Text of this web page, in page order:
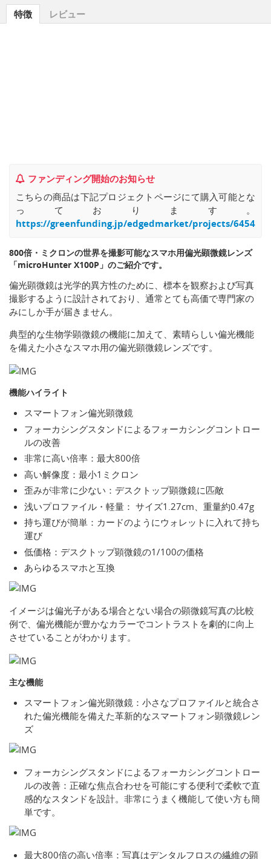
特徴 レビュー
ファンディング開始のお知らせ
こちらの商品は下記プロジェクトページにて購入可能とな
っております。
https://greenfunding.jp/edgedmarket/projects/6454
800倍・ミクロンの世界を撮影可能なスマホ用偏光顕微鏡レンズ
「microHunter X100P」のご紹介です。
偏光顕微鏡は光学的異方性のために、標本を観察および写真
撮影するように設計されており、通常とても高価で専門家の
みにしか手が届きません。
典型的な生物学顕微鏡の機能に加えて、素晴らしい偏光機能
を備えた小さなスマホ用の偏光顕微鏡レンズです。
機能ハイライト
スマートフォン偏光顕微鏡
フォーカシングスタンドによるフォーカシングコントロー
ルの改善
非常に高い倍率：最大800倍
高い解像度：最小1ミクロン
歪みが非常に少ない：デスクトップ顕微鏡に匹敵
浅いプロファイル・軽量： サイズ1.27cm、重量約0.47g
持ち運びが簡単：カードのようにウォレットに入れて持ち
運び
低価格：デスクトップ顕微鏡の1/100の価格
あらゆるスマホと互換
イメージは偏光子がある場合とない場合の顕微鏡写真の比較
例で、偏光機能が豊かなカラーでコントラストを劇的に向上
させていることがわかります。
主な機能
スマートフォン偏光顕微鏡：小さなプロファイルと統合さ
れた偏光機能を備えた革新的なスマートフォン顕微鏡レン
ズ
フォーカシングスタンドによるフォーカシングコントロー
ルの改善：正確な焦点合わせを可能にする便利で柔軟で直
感的なスタンドを設計。非常にうまく機能して使い方も簡
単です。
最大800倍の高い倍率：写真はデンタルフロスの繊維の顕